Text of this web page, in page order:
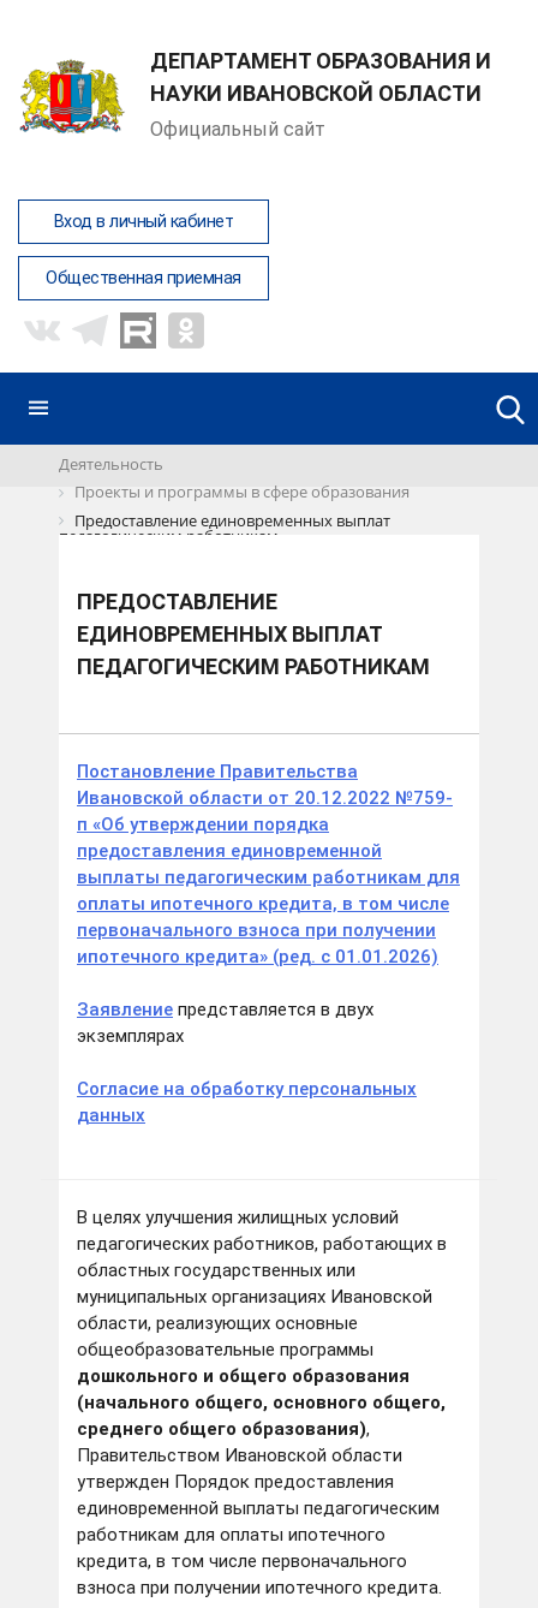
ДЕПАРТАМЕНТ ОБРАЗОВАНИЯ И
НАУКИ ИВАНОВСКОЙ ОБЛАСТИ
Официальный сайт
Вход в личный кабинет
Общественная приемная
Деятельность
Проекты и программы в сфере образования
Предоставление единовременных выплат
педагогическим работникам
ПРЕДОСТАВЛЕНИЕ
ЕДИНОВРЕМЕННЫХ ВЫПЛАТ
ПЕДАГОГИЧЕСКИМ РАБОТНИКАМ
Постановление Правительства
Ивановской области от 20.12.2022 №759-
п «Об утверждении порядка
предоставления единовременной
выплаты педагогическим работникам для
оплаты ипотечного кредита, в том числе
первоначального взноса при получении
ипотечного кредита» (ред. с 01.01.2026)
Заявление представляется в двух
экземплярах
Согласие на обработку персональных
данных
В целях улучшения жилищных условий
педагогических работников, работающих в
областных государственных или
муниципальных организациях Ивановской
области, реализующих основные
общеобразовательные программы
дошкольного и общего образования
(начального общего, основного общего,
среднего общего образования),
Правительством Ивановской области
утвержден Порядок предоставления
единовременной выплаты педагогическим
работникам для оплаты ипотечного
кредита, в том числе первоначального
взноса при получении ипотечного кредита.